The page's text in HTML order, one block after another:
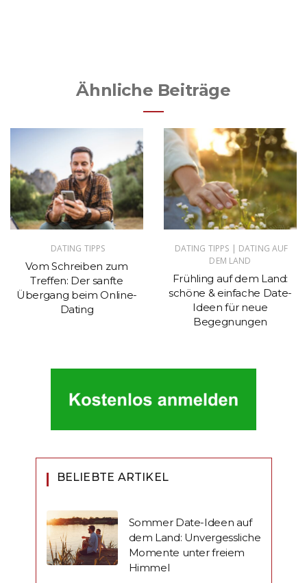
Ähnliche Beiträge
DATING TIPPS
Vom Schreiben zum
Treffen: Der sanfte
Übergang beim Online-
Dating
DATING TIPPS | DATING AUF
DEM LAND
Frühling auf dem Land:
schöne & einfache Date-
Ideen für neue
Begegnungen
BELIEBTE ARTIKEL
Sommer Date-Ideen auf
dem Land: Unvergessliche
Momente unter freiem
Himmel